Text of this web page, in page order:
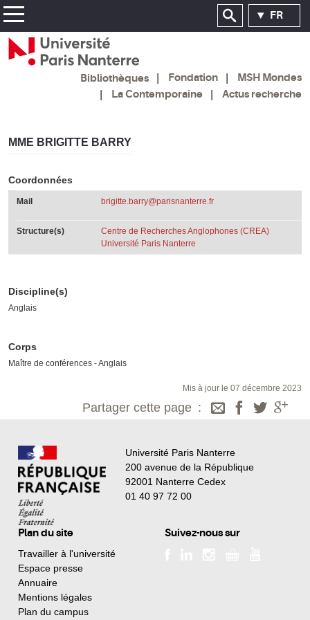
FR
Bibliothèques Fondation
MSH Mondes
La Contemporaine
Actus recherche
MME BRIGITTE BARRY
Coordonnées
Mail brigitte.barry@parisnanterre.fr
Structure(s)
Centre de Recherches Anglophones (CREA)
Université Paris Nanterre
Discipline(s)
Anglais
Corps
Maître de conférences - Anglais
Mis à jour le 07 décembre 2023
Partager cette page
Université Paris Nanterre
200 avenue de la République
92001 Nanterre Cedex
01 40 97 72 00
Plan du site
Travailler à l'université
Espace presse
Annuaire
Mentions légales
Plan du campus
Suivez-nous sur